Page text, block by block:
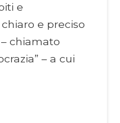
e
e preciso
chiamato
– a cui